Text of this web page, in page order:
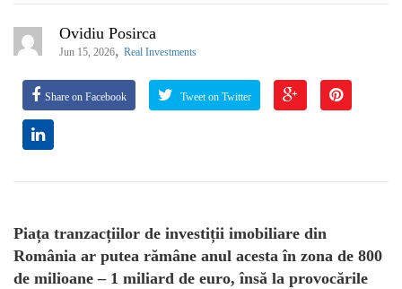
Ovidiu Posirca
Jun 15, 2026, Real Investments
Share on Facebook Tweet on Twitter
Piața tranzacțiilor de investiții imobiliare din
România ar putea rămâne anul acesta în zona de 800
de milioane – 1 miliard de euro, însă la provocările